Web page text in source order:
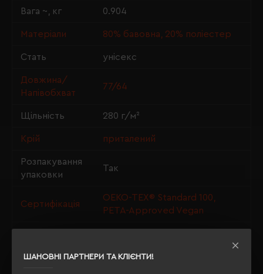
ШАНОВНІ ПАРТНЕРИ ТА КЛІЄНТИ!
Вага ~, кг 0.904
Матеріали 80% бавовна, 20% поліестер
Стать унісекс
Довжина/
Напівобхват
77/64
Щільність 280 г/м²
Крій приталений
Розпакування
упаковки
Так
Сертифікація
OEKO-TEX® Standard 100,
PETA-Approved Vegan